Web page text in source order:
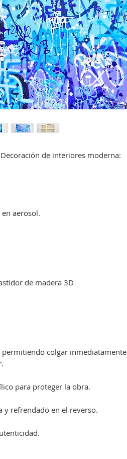
de interiores moderna:
aerosol.
de madera 3D
permitiendo colgar inmediatamente
para proteger la obra.
y refrendado en el reverso.